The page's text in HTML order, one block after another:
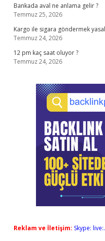
Bankada aval ne anlama gelir ?
Temmuz 25, 2026
Kargo ile sigara göndermek yasal
Temmuz 24, 2026
12 pm kaç saat oluyor ?
Temmuz 24, 2026
Reklam ve İletişim: Skype: